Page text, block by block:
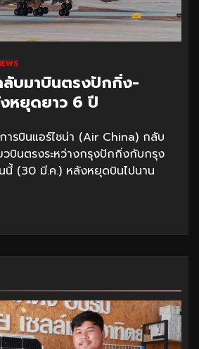
ลับมาบินตรงปักกิ่ง-
หยุดยาว 6 ปี
ารบินแอร์ไชน่า (Air China) กลับ
วบินตรงระหว่างกรุงปักกิ่งกับกรุง
นี้ (30 มี.ค.) หลังหยุดบินไปนาน